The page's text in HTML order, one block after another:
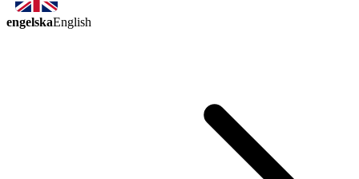
engelskaEnglish